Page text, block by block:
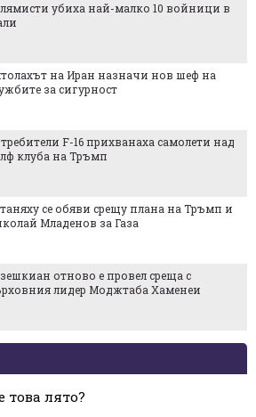
убиха най-малко 10 войници в
на Иран назначи нов шеф на
за сигурност
F-16 прихванаха самолети над
клуба на Тръмп
се обяви срещу плана на Тръмп и
Младенов за Газа
отново е провел среща с
лидер Моджтаба Хаменеи
това лято?